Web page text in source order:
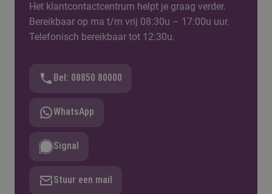
Het klantcontactcentrum helpt je graag verder.
Bereikbaar op ma t/m vrij 08:30u – 17:00u uur.
Telefonisch bereikbaar tot 12:30u.
Bel: 08850 80000
WhatsApp
Signal
Stuur een mail